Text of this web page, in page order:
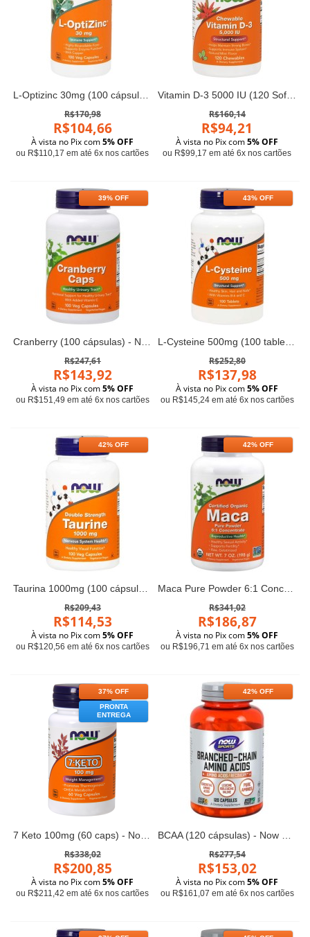
L-Optizinc 30mg (100 cápsulas) - Now Foods
R$170,98
R$104,66
À vista no Pix com5% OFF
ou R$110,17 em até 6x nos cartões
Vitamin D-3 5000 IU (120 Softgels) - Now Foods
R$160,14
R$94,21
À vista no Pix com5% OFF
ou R$99,17 em até 6x nos cartões
39% OFF
Cranberry (100 cápsulas) - Now Foods
R$247,61
R$143,92
À vista no Pix com5% OFF
ou R$151,49 em até 6x nos cartões
43% OFF
L-Cysteine 500mg (100 tabletes) - Now Foods
R$252,80
R$137,98
À vista no Pix com5% OFF
ou R$145,24 em até 6x nos cartões
42% OFF
Taurina 1000mg (100 cápsulas) - Now Foods
R$209,43
R$114,53
À vista no Pix com5% OFF
ou R$120,56 em até 6x nos cartões
42% OFF
Maca Pure Powder 6:1 Concentrado (198g) - Now Foods
R$341,02
R$186,87
À vista no Pix com5% OFF
ou R$196,71 em até 6x nos cartões
37% OFF
PRONTA
ENTREGA
7 Keto 100mg (60 caps) - Now Foods
R$338,02
R$200,85
À vista no Pix com5% OFF
ou R$211,42 em até 6x nos cartões
42% OFF
BCAA (120 cápsulas) - Now Foods
R$277,54
R$153,02
À vista no Pix com5% OFF
ou R$161,07 em até 6x nos cartões